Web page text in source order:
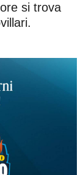
si trova